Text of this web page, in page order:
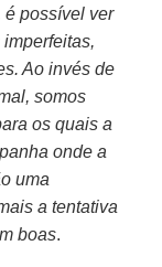
é possível ver
Ao invés de
somos
os quais a
onde a
uma
a tentativa
boas.